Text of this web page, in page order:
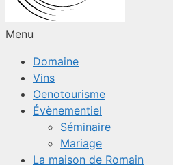
Menu
Domaine
Vins
Oenotourisme
Évènementiel
Séminaire
Mariage
La maison de Romain